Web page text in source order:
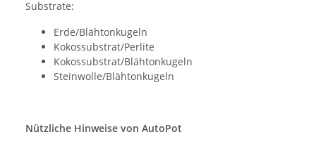
Substrate:
Erde/Blähtonkugeln
Kokossubstrat/Perlite
Kokossubstrat/Blähtonkugeln
Steinwolle/Blähtonkugeln
Nützliche Hinweise von AutoPot